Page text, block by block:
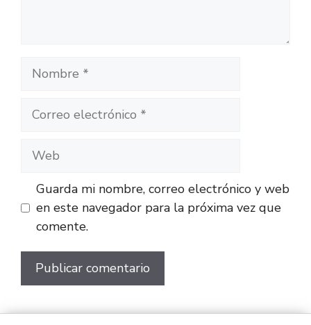
Guarda mi nombre, correo electrónico y web
en este navegador para la próxima vez que
comente.